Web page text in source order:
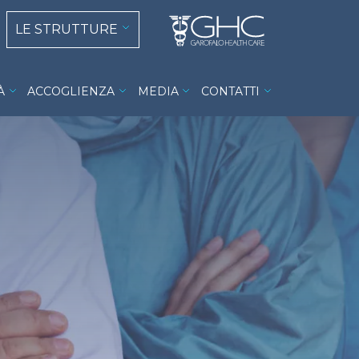
LE STRUTTURE
ACCOGLIENZA MEDIA CONTATTI